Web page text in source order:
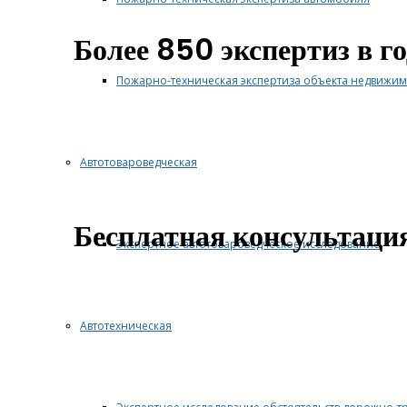
Пожарно-техническая экспертиза объекта
Автотовароведческая
Экспертное автотовароведческое исследование
Автотехническая
Более 850 экспертиз в
Бесплатная